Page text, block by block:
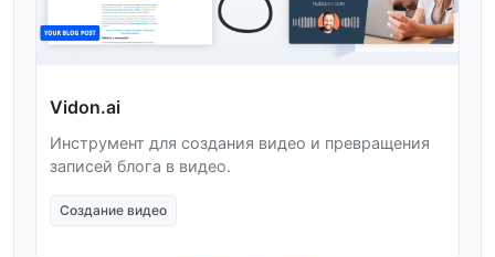
Vidon.ai
Инструмент для создания видео и превращения
записей блога в видео.
Создание видео